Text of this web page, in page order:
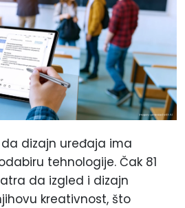
dizajn uređaja ima
tehnologije. Čak 81
da izgled i dizajn
kreativnost, što